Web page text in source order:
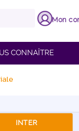
Mon
CONNAÎTRE
INTER